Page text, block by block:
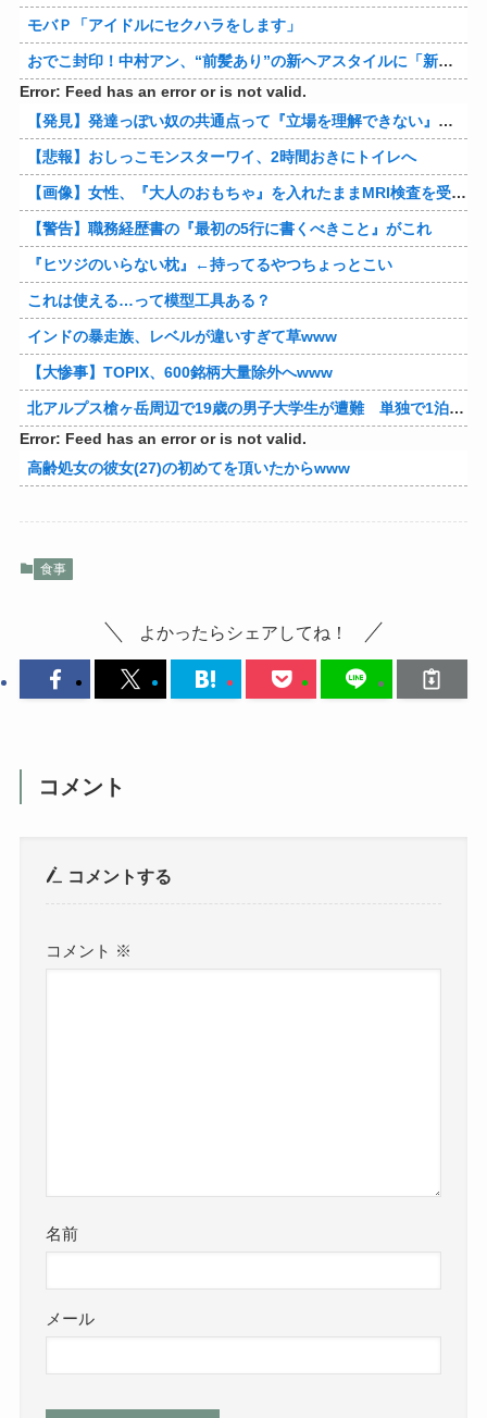
モバＰ「アイドルにセクハラをします」
おでこ封印！中村アン、“前髪あり”の新ヘアスタイルに「新鮮でたまらん」の声【画像】
Error: Feed has an error or is not valid.
【発見】発達っぽい奴の共通点って『立場を理解できない』だよな
【悲報】おしっこモンスターワイ、2時間おきにトイレへ
【画像】女性、『大人のおもちゃ』を入れたままMRI検査を受けた結果 →
【警告】職務経歴書の『最初の5行に書くべきこと』がこれ
『ヒツジのいらない枕』←持ってるやつちょっとこい
これは使える…って模型工具ある？
インドの暴走族、レベルが違いすぎて草www
【大惨事】TOPIX、600銘柄大量除外へwww
北アルプス槍ヶ岳周辺で19歳の男子大学生が遭難 単独で1泊2日の予定で入山も連絡取れず 警察が9日以降捜索予定
Error: Feed has an error or is not valid.
高齢処女の彼女(27)の初めてを頂いたからwww
食事
よかったらシェアしてね！
コメント
コメントする
コメント ※
名前
メール